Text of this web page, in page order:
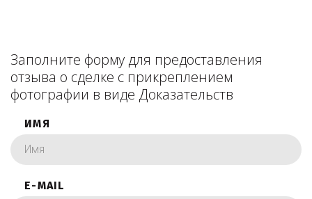
Заполните форму для предоставления
отзыва о сделке с прикреплением
фотографии в виде Доказательств
ИМЯ
E-MAIL